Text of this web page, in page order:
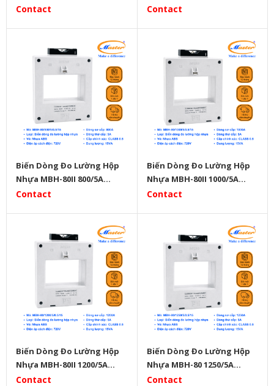
Master
Contact
Master
Contact
Biến Dòng Đo Lường Hộp
Nhựa MBH-80II 800/5A
Master
Contact
Biến Dòng Đo Lường Hộp
Nhựa MBH-80II 1000/5A
Master
Contact
Biến Dòng Đo Lường Hộp
Nhựa MBH-80II 1200/5A
Master
Contact
Biến Dòng Đo Lường Hộp
Nhựa MBH-80 1250/5A
Master
Contact